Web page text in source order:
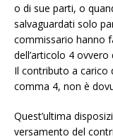
o di sue parti, o
salvaguardati solo
commissario hanno
dell’articolo 4
Il contributo a carico
comma 4, non è
Quest’ultima
versamento del